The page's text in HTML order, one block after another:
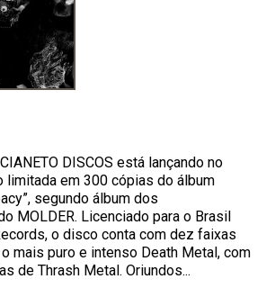
DISCOS está lançando no
limitada em 300 cópias do álbum
segundo álbum dos
MOLDER. Licenciado para o Brasil
o disco conta com dez faixas
mais puro e intenso Death Metal, com
de Thrash Metal. Oriundos...